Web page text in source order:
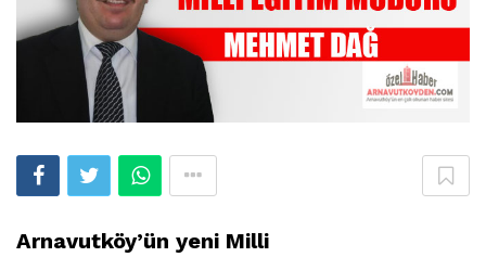
Arnavutköy’ün yeni Milli